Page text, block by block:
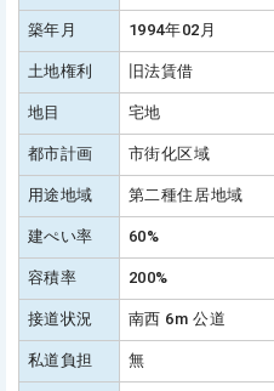
築年月 1994年02月
土地権利 旧法賃借
地目 宅地
都市計画 市街化区域
用途地域 第二種住居地域
建ぺい率 60%
容積率 200%
接道状況 南西 6m 公道
私道負担 無